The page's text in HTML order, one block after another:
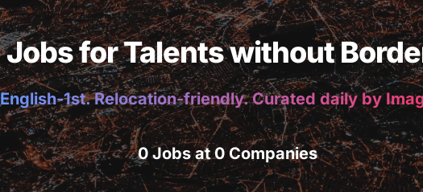
Jobs for Talents without
English-1st. Relocation-friendly. Curated daily by
0 Jobs at 0 Companies